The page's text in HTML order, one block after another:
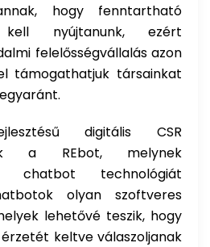
hogy fenntartható
kell nyújtanunk, ezért
felelősségvállalás azon
támogathatjuk társainkat
digitális CSR
a REbot, melynek
chatbot technológiát
olyan szoftveres
lehetővé teszik, hogy
keltve válaszoljanak